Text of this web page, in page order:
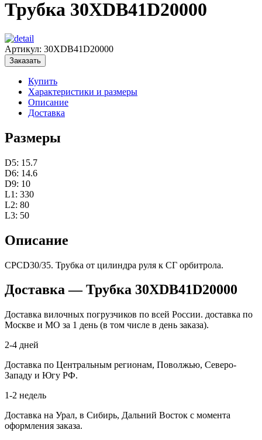
Трубка 30XDB41D20000
Артикул: 30XDB41D20000
Заказать
Купить
Характеристики и размеры
Описание
Доставка
Размеры
D5: 15.7
D6: 14.6
D9: 10
L1: 330
L2: 80
L3: 50
Описание
CPCD30/35. Трубка от цилиндра руля к СГ орбитрола.
Доставка — Трубка 30XDB41D20000
Доставка вилочных погрузчиков по всей России. доставка по
Москве и МО за 1 день (в том числе в день заказа).
2-4 дней
Доставка по Центральным регионам, Поволжью, Северо-
Западу и Югу РФ.
1-2 недель
Доставка на Урал, в Сибирь, Дальний Восток с момента
оформления заказа.